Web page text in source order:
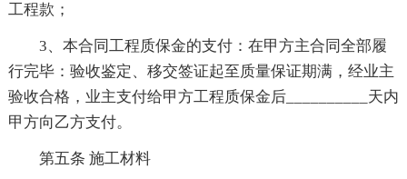
工程款；
3、本合同工程质保金的支付：在甲方主合同全部履
行完毕：验收鉴定、移交签证起至质量保证期满，经业主
验收合格，业主支付给甲方工程质保金后__________天内
甲方向乙方支付。
第五条 施工材料